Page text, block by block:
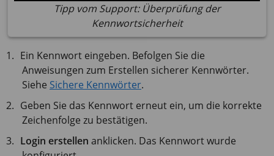
Tipp vom Support: Überprüfung der
Kennwortsicherheit
Ein Kennwort eingeben. Befolgen Sie die
Anweisungen zum Erstellen sicherer Kennwörter.
Siehe Sichere Kennwörter.
Geben Sie das Kennwort erneut ein, um die korrekte
Zeichenfolge zu bestätigen.
Login erstellen anklicken. Das Kennwort wurde